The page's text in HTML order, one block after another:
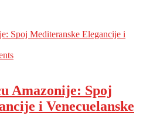
Spoj Mediteranske Elegancije i
Amazonije: Spoj
i Venecuelanske